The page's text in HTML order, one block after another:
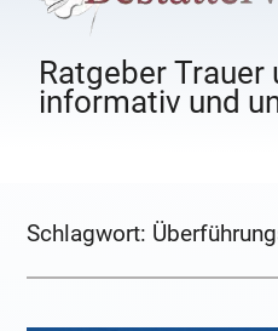
Ratgeber
informativ und
Schlagwort: